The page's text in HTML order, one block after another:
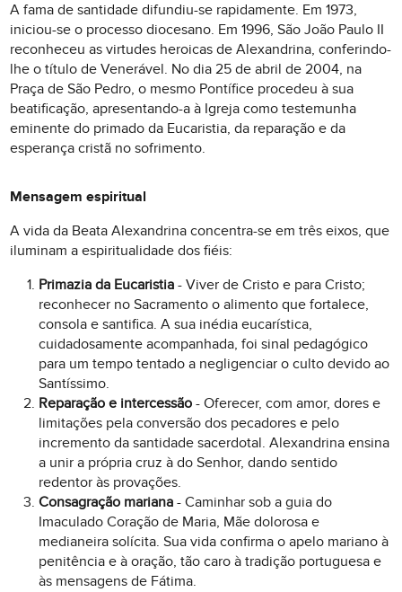
A fama de santidade difundiu-se rapidamente. Em 1973,
iniciou-se o processo diocesano. Em 1996, São João Paulo II
reconheceu as virtudes heroicas de Alexandrina, conferindo-
lhe o título de Venerável. No dia 25 de abril de 2004, na
Praça de São Pedro, o mesmo Pontífice procedeu à sua
beatificação, apresentando-a à Igreja como testemunha
eminente do primado da Eucaristia, da reparação e da
esperança cristã no sofrimento.
Mensagem espiritual
A vida da Beata Alexandrina concentra-se em três eixos, que
iluminam a espiritualidade dos fiéis:
Primazia da Eucaristia - Viver de Cristo e para Cristo;
reconhecer no Sacramento o alimento que fortalece,
consola e santifica. A sua inédia eucarística,
cuidadosamente acompanhada, foi sinal pedagógico
para um tempo tentado a negligenciar o culto devido ao
Santíssimo.
Reparação e intercessão- Oferecer, com amor, dores e
limitações pela conversão dos pecadores e pelo
incremento da santidade sacerdotal. Alexandrina ensina
a unir a própria cruz à do Senhor, dando sentido
redentor às provações.
Consagração mariana - Caminhar sob a guia do
Imaculado Coração de Maria, Mãe dolorosa e
medianeira solícita. Sua vida confirma o apelo mariano à
penitência e à oração, tão caro à tradição portuguesa e
às mensagens de Fátima.